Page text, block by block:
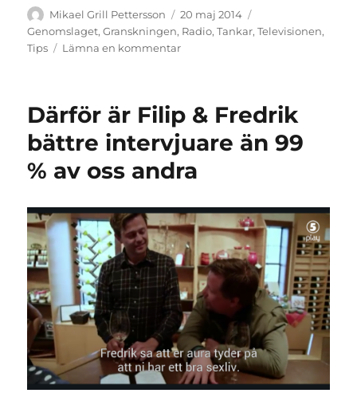
Författare
Mikael Grill Pettersson
Publicerat
den
20 maj 2014
Genomslaget,Granskningen, Radio,Tankar,Televisionen,
Tips
Lämna en kommentartill
kan
dig
av
Fredrik
Därför är Filip & Fredrik
bättre intervjuare än 99
% av oss andra